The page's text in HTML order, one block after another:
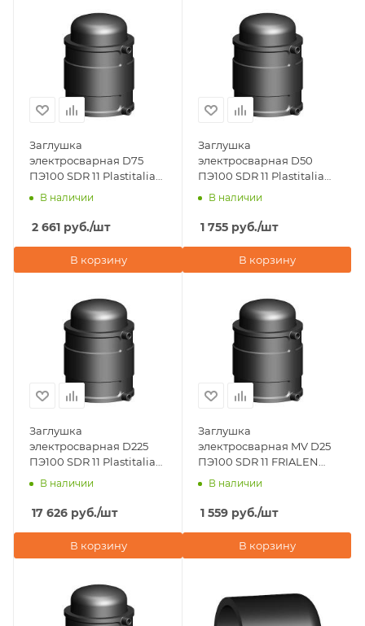
Заглушка
электросварная D75
ПЭ100 SDR 11 Plastitalia
(Италия)
В наличии
2 661 руб./шт
В корзину
Заглушка
электросварная D50
ПЭ100 SDR 11 Plastitalia
(Италия)
В наличии
1 755 руб./шт
В корзину
Заглушка
электросварная D225
ПЭ100 SDR 11 Plastitalia
(Италия)
В наличии
17 626 руб./шт
В корзину
Заглушка
электросварная MV D25
ПЭ100 SDR 11 FRIALEN
(Германия)
В наличии
1 559 руб./шт
В корзину